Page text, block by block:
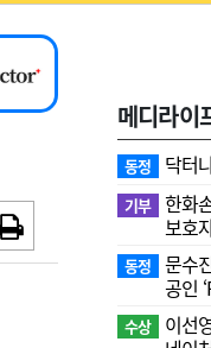
메디라이
동정 닥터
기부 한화
보호
동정
문수
공인
수상
이선